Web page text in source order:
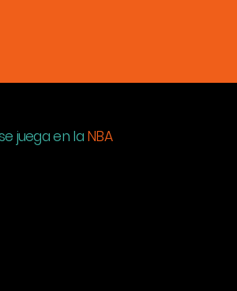
juega en la NBA